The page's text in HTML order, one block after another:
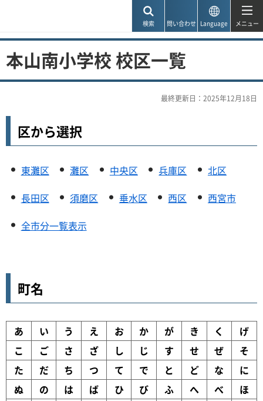
検索 問い合わせ Language メニュー
本山南小学校 校区一覧
最終更新日：2025年12月18日
区から選択
東灘区 灘区 中央区 兵庫区
北区
長田区
須磨区 垂水区 西区
西宮市
全市分一覧表示
町名
あ い う え お か が き く
げ
こ
ご さ ざ し じ す せ ぜ
そ
た
だ ち つ て で と ど な
に
ぬ
の は ば ひ び ふ へ べ
ほ